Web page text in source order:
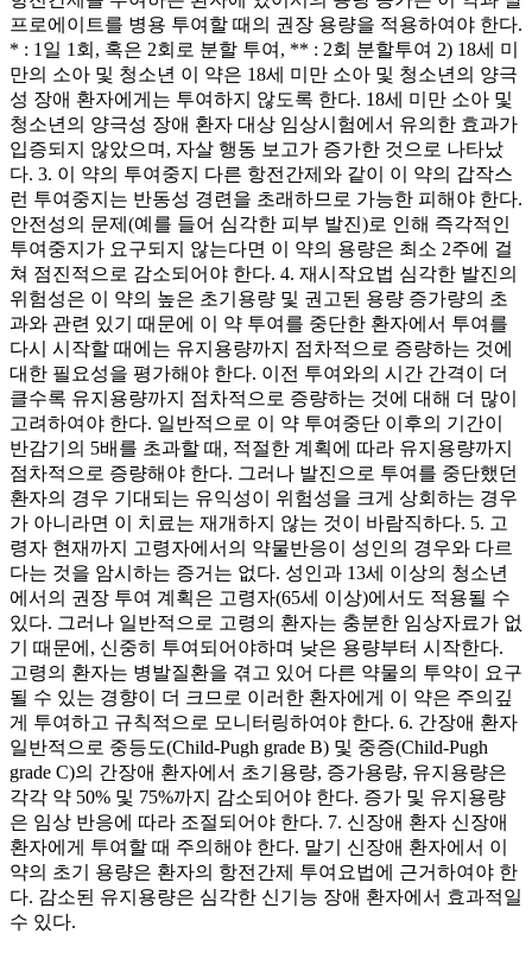
프로에이트를 병용 투여할 때의 권장 용량을 적용하여야 한다.
* : 1일 1회, 혹은 2회로 분할 투여, ** : 2회 분할투여 2) 18세 미
만의 소아 및 청소년 이 약은 18세 미만 소아 및 청소년의 양극
성 장애 환자에게는 투여하지 않도록 한다. 18세 미만 소아 및
청소년의 양극성 장애 환자 대상 임상시험에서 유의한 효과가
입증되지 않았으며, 자살 행동 보고가 증가한 것으로 나타났
다. 3. 이 약의 투여중지 다른 항전간제와 같이 이 약의 갑작스
런 투여중지는 반동성 경련을 초래하므로 가능한 피해야 한다.
안전성의 문제(예를 들어 심각한 피부 발진)로 인해 즉각적인
투여중지가 요구되지 않는다면 이 약의 용량은 최소 2주에 걸
쳐 점진적으로 감소되어야 한다. 4. 재시작요법 심각한 발진의
위험성은 이 약의 높은 초기용량 및 권고된 용량 증가량의 초
과와 관련 있기 때문에 이 약 투여를 중단한 환자에서 투여를
다시 시작할 때에는 유지용량까지 점차적으로 증량하는 것에
대한 필요성을 평가해야 한다. 이전 투여와의 시간 간격이 더
클수록 유지용량까지 점차적으로 증량하는 것에 대해 더 많이
고려하여야 한다. 일반적으로 이 약 투여중단 이후의 기간이
반감기의 5배를 초과할 때, 적절한 계획에 따라 유지용량까지
점차적으로 증량해야 한다. 그러나 발진으로 투여를 중단했던
환자의 경우 기대되는 유익성이 위험성을 크게 상회하는 경우
가 아니라면 이 치료는 재개하지 않는 것이 바람직하다. 5. 고
령자 현재까지 고령자에서의 약물반응이 성인의 경우와 다르
다는 것을 암시하는 증거는 없다. 성인과 13세 이상의 청소년
에서의 권장 투여 계획은 고령자(65세 이상)에서도 적용될 수
있다. 그러나 일반적으로 고령의 환자는 충분한 임상자료가 없
기 때문에, 신중히 투여되어야하며 낮은 용량부터 시작한다.
고령의 환자는 병발질환을 겪고 있어 다른 약물의 투약이 요구
될 수 있는 경향이 더 크므로 이러한 환자에게 이 약은 주의깊
게 투여하고 규칙적으로 모니터링하여야 한다. 6. 간장애 환자
일반적으로 중등도(Child-Pugh grade B) 및 중증(Child-Pugh
grade C)의 간장애 환자에서 초기용량, 증가용량, 유지용량은
각각 약 50% 및 75%까지 감소되어야 한다. 증가 및 유지용량
은 임상 반응에 따라 조절되어야 한다. 7. 신장애 환자 신장애
환자에게 투여할 때 주의해야 한다. 말기 신장애 환자에서 이
약의 초기 용량은 환자의 항전간제 투여요법에 근거하여야 한
다. 감소된 유지용량은 심각한 신기능 장애 환자에서 효과적일
수 있다.